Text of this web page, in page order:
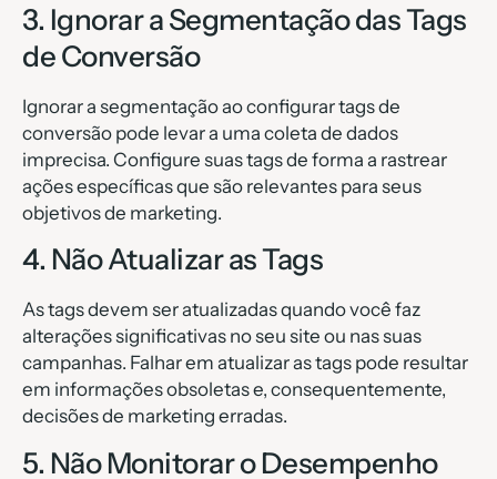
3. Ignorar a Segmentação das Tags
de Conversão
Ignorar a segmentação ao configurar tags de
conversão pode levar a uma coleta de dados
imprecisa. Configure suas tags de forma a rastrear
ações específicas que são relevantes para seus
objetivos de marketing.
4. Não Atualizar as Tags
As tags devem ser atualizadas quando você faz
alterações significativas no seu site ou nas suas
campanhas. Falhar em atualizar as tags pode resultar
em informações obsoletas e, consequentemente,
decisões de marketing erradas.
5. Não Monitorar o Desempenho